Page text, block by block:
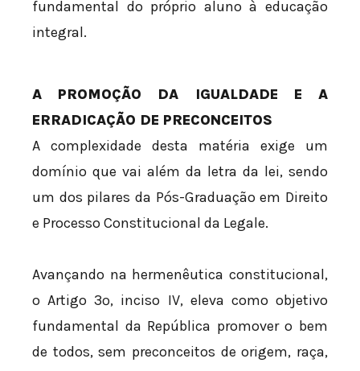
fundamental do próprio aluno à educação
integral.
A PROMOÇÃO DA IGUALDADE E A
ERRADICAÇÃO DE PRECONCEITOS
A complexidade desta matéria exige um
domínio que vai além da letra da lei, sendo
um dos pilares da Pós-Graduação em Direito
e Processo Constitucional da Legale.
Avançando na hermenêutica constitucional,
o Artigo 3º, inciso IV, eleva como objetivo
fundamental da República promover o bem
de todos, sem preconceitos de origem, raça,